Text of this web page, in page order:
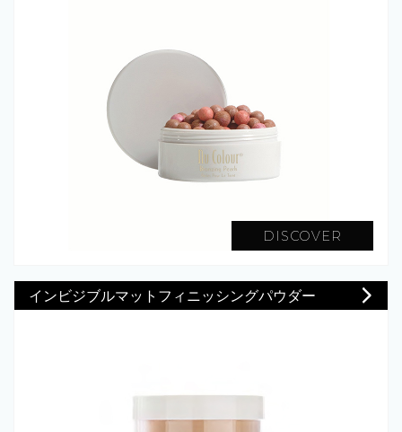
DISCOVER
インビジブルマットフィニッシングパウダー